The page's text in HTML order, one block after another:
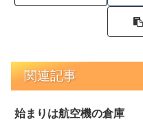
関連記事
始まりは航空機の倉庫